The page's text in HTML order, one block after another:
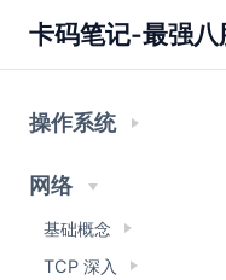
卡码笔记-最强八
操作系统
网络
基础概念
TCP 深入